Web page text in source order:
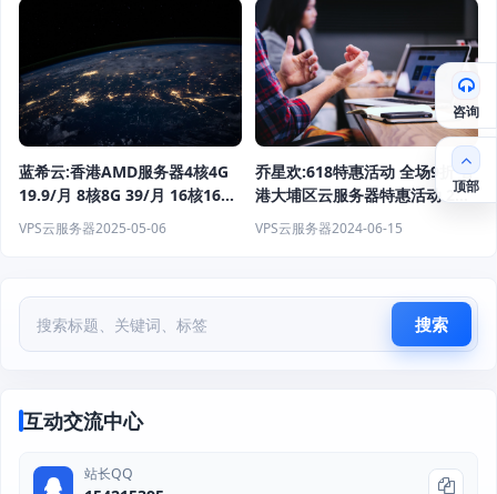
蓝希云:香港AMD服务器4核4G
19.9/月 8核8G 39/月 16核16G
79/月 续费同价
VPS云服务器2025-05-06
乔星欢:618特惠活动 全场9折 香
港大埔区云服务器特惠活动 2核
1G&10Mbps 14.4元/月
VPS云服务器2024-06-15
搜索
互动交流中心
站长QQ
咨询
顶部